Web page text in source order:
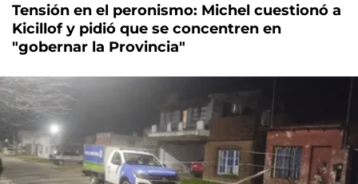
Tensión en el peronismo: Michel cuestionó a
Kicillof y pidió que se concentren en
"gobernar la Provincia"